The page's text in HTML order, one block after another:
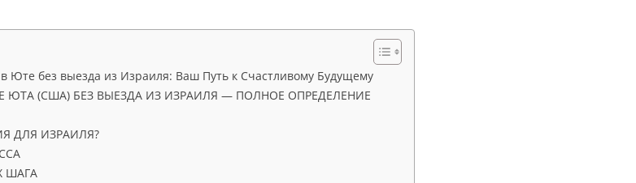
Юте без выезда из Израиля: Ваш Путь к Счастливому Будущему
ЮТА (США) БЕЗ ВЫЕЗДА ИЗ ИЗРАИЛЯ — ПОЛНОЕ ОПРЕДЕЛЕНИЕ
ДЛЯ ИЗРАИЛЯ?
ШАГА